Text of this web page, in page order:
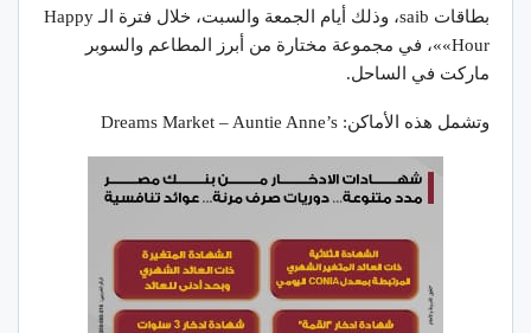
بطاقات saib، وذلك أيام الجمعة والسبت، خلال فترة الـ Happy
Hour»»، في مجموعة مختارة من أبرز المطاعم والسوبر
ماركت في الساحل.
وتشمل هذه الأماكن: Dreams Market – Auntie Anne’s